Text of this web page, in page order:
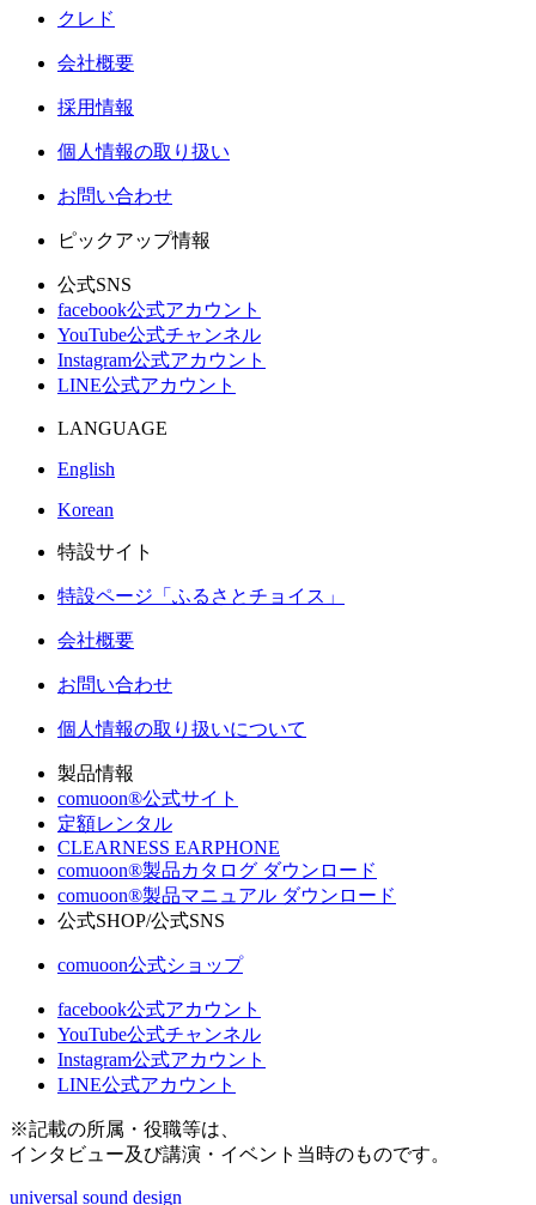
クレド
会社概要
採用情報
個人情報の取り扱い
お問い合わせ
ピックアップ情報
公式SNS
facebook公式アカウント
YouTube公式チャンネル
Instagram公式アカウント
LINE公式アカウント
LANGUAGE
English
Korean
特設サイト
特設ページ「ふるさとチョイス」
会社概要
お問い合わせ
個人情報の取り扱いについて
製品情報
comuoon®公式サイト
定額レンタル
CLEARNESS EARPHONE
comuoon®製品カタログ ダウンロード
comuoon®製品マニュアル ダウンロード
公式SHOP/公式SNS
comuoon公式ショップ
facebook公式アカウント
YouTube公式チャンネル
Instagram公式アカウント
LINE公式アカウント
※記載の所属・役職等は、
インタビュー及び講演・イベント当時のものです。
universal sound design